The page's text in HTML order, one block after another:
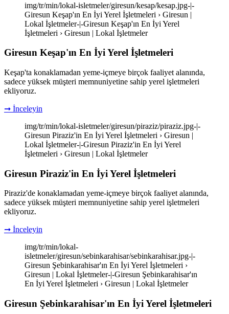
img/tr/min/lokal-isletmeler/giresun/kesap/kesap.jpg-|-
Giresun Keşap'ın En İyi Yerel İşletmeleri › Giresun |
Lokal İşletmeler-|-Giresun Keşap'ın En İyi Yerel
İşletmeleri › Giresun | Lokal İşletmeler
Giresun Keşap'ın En İyi Yerel İşletmeleri
Keşap'ta konaklamadan yeme-içmeye birçok faaliyet alanında,
sadece yüksek müşteri memnuniyetine sahip yerel işletmeleri
ekliyoruz.
➞ İnceleyin
img/tr/min/lokal-isletmeler/giresun/piraziz/piraziz.jpg-|-
Giresun Piraziz'in En İyi Yerel İşletmeleri › Giresun |
Lokal İşletmeler-|-Giresun Piraziz'in En İyi Yerel
İşletmeleri › Giresun | Lokal İşletmeler
Giresun Piraziz'in En İyi Yerel İşletmeleri
Piraziz'de konaklamadan yeme-içmeye birçok faaliyet alanında,
sadece yüksek müşteri memnuniyetine sahip yerel işletmeleri
ekliyoruz.
➞ İnceleyin
img/tr/min/lokal-
isletmeler/giresun/sebinkarahisar/sebinkarahisar.jpg-|-
Giresun Şebinkarahisar'ın En İyi Yerel İşletmeleri ›
Giresun | Lokal İşletmeler-|-Giresun Şebinkarahisar'ın
En İyi Yerel İşletmeleri › Giresun | Lokal İşletmeler
Giresun Şebinkarahisar'ın En İyi Yerel İşletmeleri